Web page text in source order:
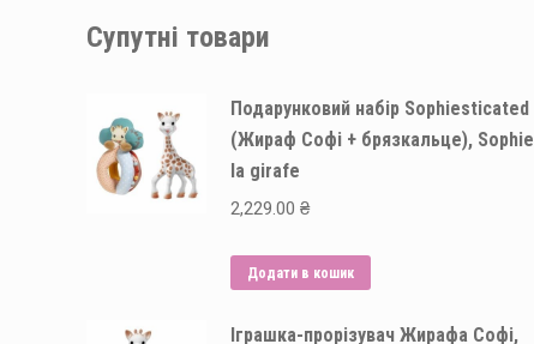
Супутні товари
Подарунковий набір Sophiesticated
(Жираф Софі + брязкальце), Sophie
la girafe
2,229.00 ₴
Додати в кошик
Іграшка-прорізувач Жирафа Софі,